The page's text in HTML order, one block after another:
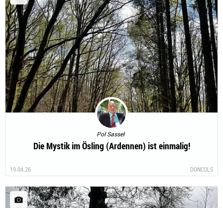
Pol Sassel
Die Mystik im Ösling (Ardennen) ist einmalig!
19.04.26 DONCOLS